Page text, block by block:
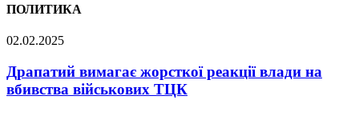
ПОЛИТИКА
02.02.2025
Драпатий вимагає жорсткої реакції влади на
вбивства військових ТЦК